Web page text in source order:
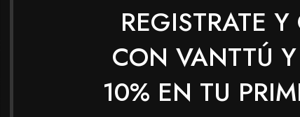
REGISTRATE
CON VANTTÚ
10% EN TU
demasiado ni deteriores las pestañas
CEPILLO SILICONA
pestañas completamente limpias, desliza
Listo tendrás una mirada espectacular!!